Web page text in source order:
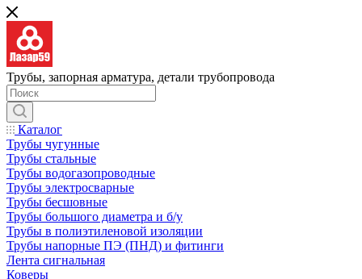
Трубы, запорная арматура, детали трубопровода
Каталог
Трубы чугунные
Трубы стальные
Трубы водогазопроводные
Трубы электросварные
Трубы бесшовные
Трубы большого диаметра и б/у
Трубы в полиэтиленовой изоляции
Трубы напорные ПЭ (ПНД) и фитинги
Лента сигнальная
Коверы